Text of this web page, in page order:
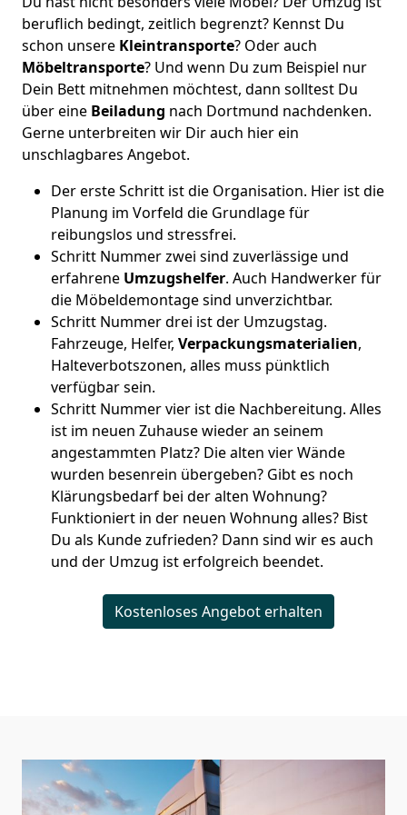
beruflich bedingt, zeitlich begrenzt? Kennst Du
schon unsere Kleintransporte? Oder auch
Möbeltransporte? Und wenn Du zum Beispiel nur
Dein Bett mitnehmen möchtest, dann solltest Du
über eine Beiladung nach Dortmund nachdenken.
Gerne unterbreiten wir Dir auch hier ein
unschlagbares Angebot.
Der erste Schritt ist die Organisation. Hier ist die
Planung im Vorfeld die Grundlage für
reibungslos und stressfrei.
Schritt Nummer zwei sind zuverlässige und
erfahrene Umzugshelfer. Auch Handwerker für
die Möbeldemontage sind unverzichtbar.
Schritt Nummer drei ist der Umzugstag.
Fahrzeuge, Helfer, Verpackungsmaterialien,
Halteverbotszonen, alles muss pünktlich
verfügbar sein.
Schritt Nummer vier ist die Nachbereitung. Alles
ist im neuen Zuhause wieder an seinem
angestammten Platz? Die alten vier Wände
wurden besenrein übergeben? Gibt es noch
Klärungsbedarf bei der alten Wohnung?
Funktioniert in der neuen Wohnung alles? Bist
Du als Kunde zufrieden? Dann sind wir es auch
und der Umzug ist erfolgreich beendet.
Kostenloses Angebot erhalten